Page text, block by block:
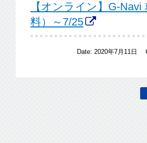
【オンライン】G-
料）～7/25
Date:2020年7月11日